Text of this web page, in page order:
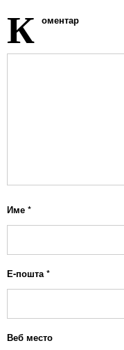
К оментар
Име *
Е-пошта*
Веб место